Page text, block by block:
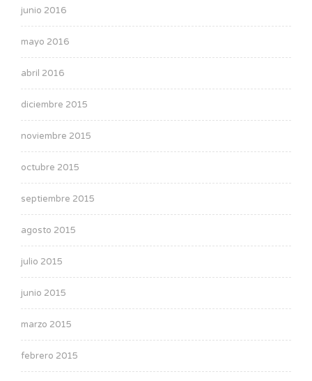
junio 2016
mayo 2016
abril 2016
diciembre 2015
noviembre 2015
octubre 2015
septiembre 2015
agosto 2015
julio 2015
junio 2015
marzo 2015
febrero 2015